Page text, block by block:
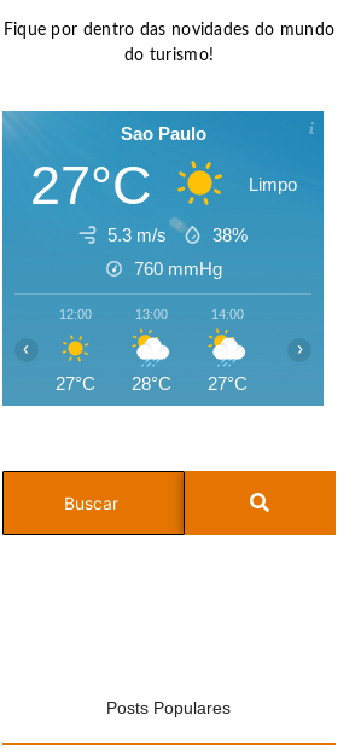
Fique por dentro das novidades do mundo
do turismo!
Sao Paulo
27°C Limpo
5.3 m/s
38%
760 mmHg
12:00
27°C
13:00
28°C
14:00
27°C
‹ ›
Posts Populares